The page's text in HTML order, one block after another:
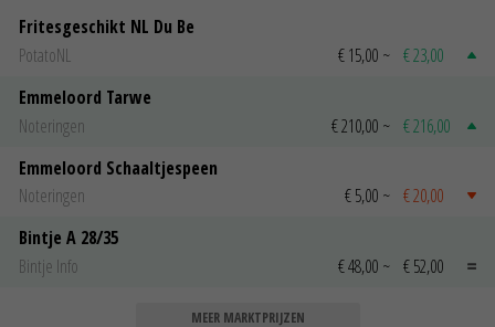
Fritesgeschikt NL Du Be
PotatoNL
€ 15,00 ~ € 23,00
Emmeloord Tarwe
Noteringen
€ 210,00 ~ € 216,00
Emmeloord Schaaltjespeen
Noteringen
€ 5,00 ~ € 20,00
Bintje A 28/35
Bintje Info
€ 48,00 ~ € 52,00
MEER MARKTPRIJZEN